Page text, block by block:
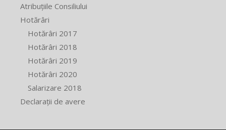
Atribuțiile Consiliului
Hotărâri
Hotărâri 2017
Hotărâri 2018
Hotărâri 2019
Hotărâri 2020
Salarizare 2018
Declarații de avere